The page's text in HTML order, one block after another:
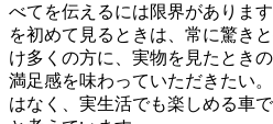
べてを伝えるには限界がありま
を初めて見るときは、常に驚き
け多くの方に、実物を見たとき
満足感を味わっていただきたい
はなく、実生活でも楽しめる車